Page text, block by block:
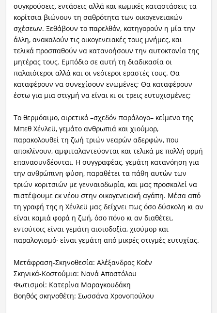
συγκρούσεις, εντάσεις αλλά και κωμικές καταστάσεις τα
κορίτσια βιώνουν τη σαθρότητα των οικογενειακών
σχέσεων. Ξεθάβουν το παρελθόν, κατηγορούν η μία την
άλλη, ανακαλούν τις οικογενειακές τους μνήμες, και
τελικά προσπαθούν να κατανοήσουν την αυτοκτονία της
μητέρας τους. Εμπόδιο σε αυτή τη διαδικασία οι
παλαιότεροι αλλά και οι νεότεροι εραστές τους. Θα
καταφέρουν να συνεχίσουν ενωμένες; Θα καταφέρουν
έστω για μια στιγμή να είναι κι οι τρεις ευτυχισμένες;
Το θερμόαιμο, αιρετικό –σχεδόν παράλογο– κείμενο της
Μπεθ Χένλεϋ, γεμάτο ανθρωπιά και χιούμορ,
παρακολουθεί τη ζωή τριών νεαρών αδερφών, που
αποκλίνουν, αμφιταλαντεύονται και τελικά με πολλή ορμή
επανασυνδέονται. Η συγγραφέας, γεμάτη κατανόηση για
την ανθρώπινη φύση, παραθέτει τα πάθη αυτών των
τριών κοριτσιών με γενναιοδωρία, και μας προσκαλεί να
πιστέψουμε εκ νέου στην οικογενειακή αγάπη. Μέσα από
τη γραφή της η Χένλεϋ μας δείχνει πως όσο δύσκολη κι αν
είναι καμιά φορά η ζωή, όσο πόνο κι αν διαθέτει,
εντούτοις είναι γεμάτη αισιοδοξία, χιούμορ και
παραλογισμό· είναι γεμάτη από μικρές στιγμές ευτυχίας.
Μετάφραση-Σκηνοθεσία: Αλέξανδρος Κοέν
Σκηνικά-Κοστούμια: Νανά Αποστόλου
Φωτισμοί: Κατερίνα Μαραγκουδάκη
Βοηθός σκηνοθέτη: Σωσσάνα Χρονοπούλου